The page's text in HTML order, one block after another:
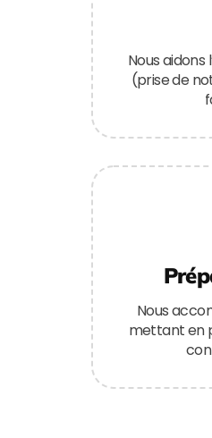
Nous
(prise de
Nous
mettant en